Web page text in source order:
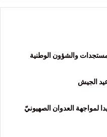
والشؤون الوطنية
الجيش
لمواجهة العدوان الصهيونيّ